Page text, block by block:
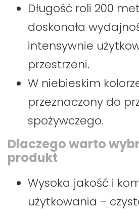
Długość roli 200
doskonała
intensywnie
przestrzeni.
W niebieskim
przeznaczony do
spożywczego.
Dlaczego warto
produkt
Wysoka jakość i
użytkowania –